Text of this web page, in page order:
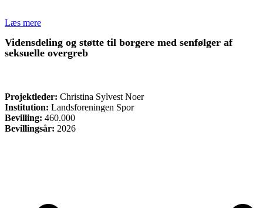
Læs mere
Vidensdeling og støtte til borgere med senfølger af
seksuelle overgreb
Projektleder: Christina Sylvest Noer
Institution: Landsforeningen Spor
Bevilling: 460.000
Bevillingsår: 2026